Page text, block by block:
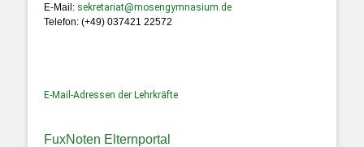
E-Mail: sekretariat@mosengymnasium.de
Telefon: (+49) 037421 22572
E-Mail-Adressen der Lehrkräfte
FuxNoten Elternportal